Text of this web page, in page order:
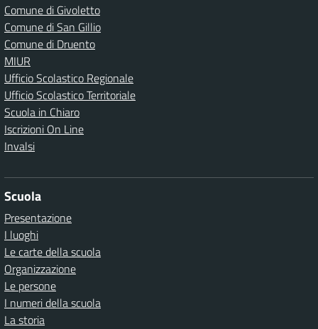
Comune di Givoletto
Comune di San Gillio
Comune di Druento
MIUR
Ufficio Scolastico Regionale
Ufficio Scolastico Territoriale
Scuola in Chiaro
Iscrizioni On Line
Invalsi
Scuola
Presentazione
I luoghi
Le carte della scuola
Organizzazione
Le persone
I numeri della scuola
La storia